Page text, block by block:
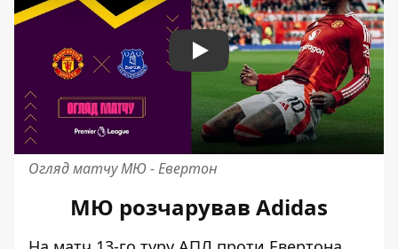
Play
Огляд матчу МЮ - Евертон
МЮ розчарував Аdidas